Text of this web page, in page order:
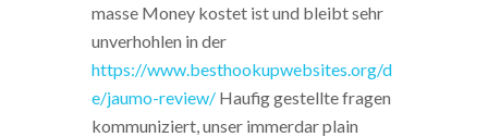
masse Money kostet ist und bleibt sehr
unverhohlen in der
https://www.besthookupwebsites.org/d
e/jaumo-review/ Haufig gestellte fragen
kommuniziert, unser immerdar plain